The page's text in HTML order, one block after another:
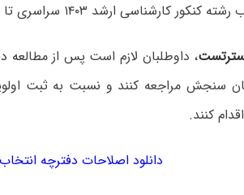
ارشد ۱۴۰۳ سراسری تا روز یکشنبه ۲۰ خرداد تمدید شد.
، داوطلبان لازم است پس از مطالعه
سنجش مراجعه کنند و نسبت به ثبت
کنند.
دانلود اصلاحات دفترچه انتخاب